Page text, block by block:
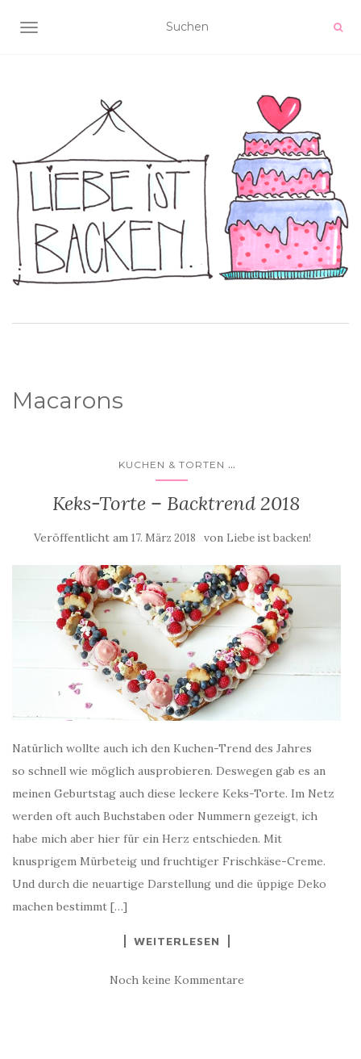
NAVIGATION UMSCHALTEN
Macarons
KUCHEN & TORTEN ...
Keks-Torte – Backtrend 2018
Veröffentlicht am 17. März 2018 von Liebe ist backen!
Natürlich wollte auch ich den Kuchen-Trend des Jahres
so schnell wie möglich ausprobieren. Deswegen gab es an
meinen Geburtstag auch diese leckere Keks-Torte. Im Netz
werden oft auch Buchstaben oder Nummern gezeigt, ich
habe mich aber hier für ein Herz entschieden. Mit
knusprigem Mürbeteig und fruchtiger Frischkäse-Creme.
Und durch die neuartige Darstellung und die üppige Deko
machen bestimmt […]
WEITERLESEN
Noch keine Kommentare